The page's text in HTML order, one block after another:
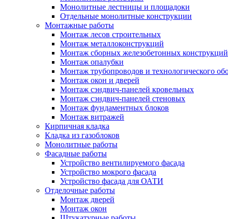
Монолитные лестницы и площадоки
Отдельные монолитные конструкции
Монтажные работы
Монтаж лесов строительных
Монтаж металлоконструкций
Монтаж сборных железобетонных конструкций
Монтаж опалубки
Монтаж трубопроводов и технологического
Монтаж окон и дверей
Монтаж сэндвич-панелей кровельных
Монтаж сэндвич-панелей стеновых
Монтаж фундаментных блоков
Монтаж витражей
Кирпичная кладка
Кладка из газоблоков
Монолитные работы
Фасадные работы
Устройство вентилируемого фасада
Устройство мокрого фасада
Устройство фасада для ОАТИ
Отделочные работы
Монтаж дверей
Монтаж окон